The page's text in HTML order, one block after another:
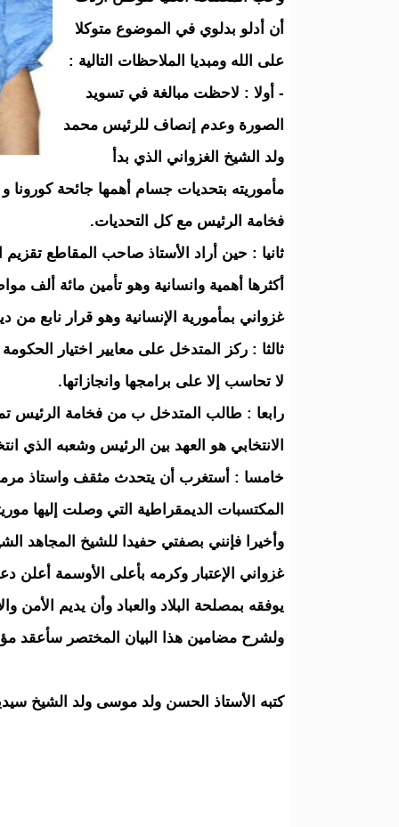
أن أدلو بدلوي في الموضوع متوكلا
على الله ومبديا الملاحظات التالية :
- أولا : لاحظت مبالغة في تسويد
الصورة وعدم إنصاف للرئيس محمد
ولد الشيخ الغزواني الذي بدأ
مأموريته بتحديات جسام أهمها جائحة كورونا و
فخامة الرئيس مع كل التحديات.
ثانيا : حين أراد الأستاذ صاحب المقاطع تقزيم
أكثرها أهمية وانسانية وهو تأمين مائة ألف
غزواني بمأمورية الإنسانية وهو قرار نابع من
ثالثا : ركز المتدخل على معايير اختيار
لا تحاسب إلا على برامجها وانجازاتها.
رابعا : طالب المتدخل ب من فخامة الرئيس
الانتخابي هو العهد بين الرئيس وشعبه الذي
خامسا : أستغرب أن يتحدث مثقف واستاذ
المكتسبات الديمقراطية التي وصلت إليها
وأخيرا فإنني بصفتي حفيدا للشيخ المجاهد
غزواني الإعتبار وكرمه بأعلى الأوسمة
يوفقه بمصلحة البلاد والعباد وأن يديم الأمن
ولشرح مضامين هذا البيان المختصر سأعقد
كتبه الأستاذ الحسن ولد موسى ولد الشيخ